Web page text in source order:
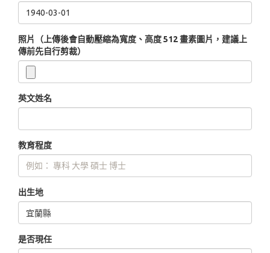
照片（上傳後會自動壓縮為寬度、高度 512 畫素圖片，建議上
傳前先自行剪裁）
英文姓名
教育程度
出生地
是否現任